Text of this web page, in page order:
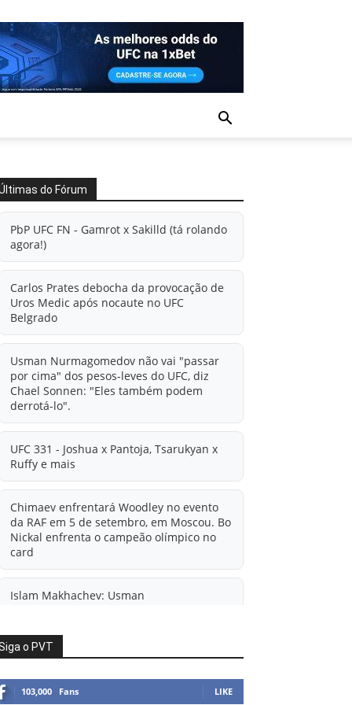
do Fórum
PbP UFC FN - Gamrot x Sakilld (tá rolando
agora!)
Carlos Prates debocha da provocação de
Uros Medic após nocaute no UFC
Belgrado
Usman Nurmagomedov não vai "passar
por cima" dos pesos-leves do UFC, diz
Chael Sonnen: "Eles também podem
derrotá-lo".
UFC 331 - Joshua x Pantoja, Tsarukyan x
Ruffy e mais
Chimaev enfrentará Woodley no evento
da RAF em 5 de setembro, em Moscou. Bo
Nickal enfrenta o campeão olímpico no
card
Islam Makhachev: Usman
agora': Rico Verhoeven atualiza
informações sobre possível mudança
o PVT
103,000 Fans LIKE